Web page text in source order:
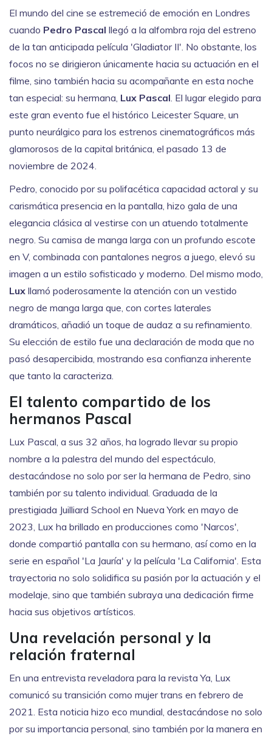
El mundo del cine se estremeció de emoción en Londres
cuando Pedro Pascal llegó a la alfombra roja del estreno
de la tan anticipada película 'Gladiator II'. No obstante, los
focos no se dirigieron únicamente hacia su actuación en el
filme, sino también hacia su acompañante en esta noche
tan especial: su hermana, Lux Pascal. El lugar elegido para
este gran evento fue el histórico Leicester Square, un
punto neurálgico para los estrenos cinematográficos más
glamorosos de la capital británica, el pasado 13 de
noviembre de 2024.
Pedro, conocido por su polifacética capacidad actoral y su
carismática presencia en la pantalla, hizo gala de una
elegancia clásica al vestirse con un atuendo totalmente
negro. Su camisa de manga larga con un profundo escote
en V, combinada con pantalones negros a juego, elevó su
imagen a un estilo sofisticado y moderno. Del mismo modo,
Lux llamó poderosamente la atención con un vestido
negro de manga larga que, con cortes laterales
dramáticos, añadió un toque de audaz a su refinamiento.
Su elección de estilo fue una declaración de moda que no
pasó desapercibida, mostrando esa confianza inherente
que tanto la caracteriza.
El talento compartido de los
hermanos Pascal
Lux Pascal, a sus 32 años, ha logrado llevar su propio
nombre a la palestra del mundo del espectáculo,
destacándose no solo por ser la hermana de Pedro, sino
también por su talento individual. Graduada de la
prestigiada Juilliard School en Nueva York en mayo de
2023, Lux ha brillado en producciones como 'Narcos',
donde compartió pantalla con su hermano, así como en la
serie en español 'La Jauría' y la película 'La California'. Esta
trayectoria no solo solidifica su pasión por la actuación y el
modelaje, sino que también subraya una dedicación firme
hacia sus objetivos artísticos.
Una revelación personal y la
relación fraternal
En una entrevista reveladora para la revista Ya, Lux
comunicó su transición como mujer trans en febrero de
2021. Esta noticia hizo eco mundial, destacándose no solo
por su importancia personal, sino también por la manera en